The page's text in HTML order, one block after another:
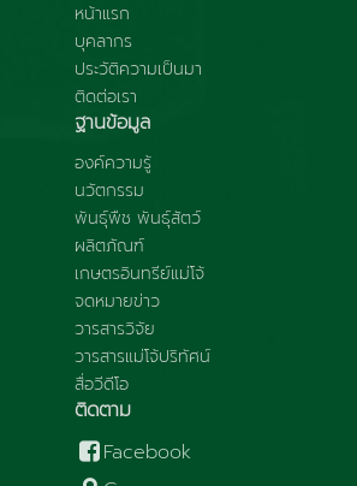
หน้าแรก
บุคลากร
ประวัติความเป็นมา
ติดต่อเรา
ฐานข้อมูล
องค์ความรู้
นวัตกรรม
พันธุ์พืช พันธุ์สัตว์
ผลิตภัณฑ์
เกษตรอินทรีย์แม่โจ้
จดหมายข่าว
วารสารวิจัย
วารสารแม่โจ้ปริทัศน์
สื่อวีดีโอ
ติดตาม
Facebook